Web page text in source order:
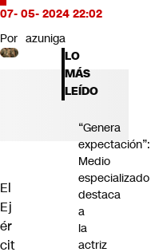
Futuro 360
07- 05- 2024 22:02
Por azuniga
El
Ej
ér
cit
LO
MÁS
LEÍDO
“Genera
expectación”:
Medio
especializado
destaca
a
la
actriz